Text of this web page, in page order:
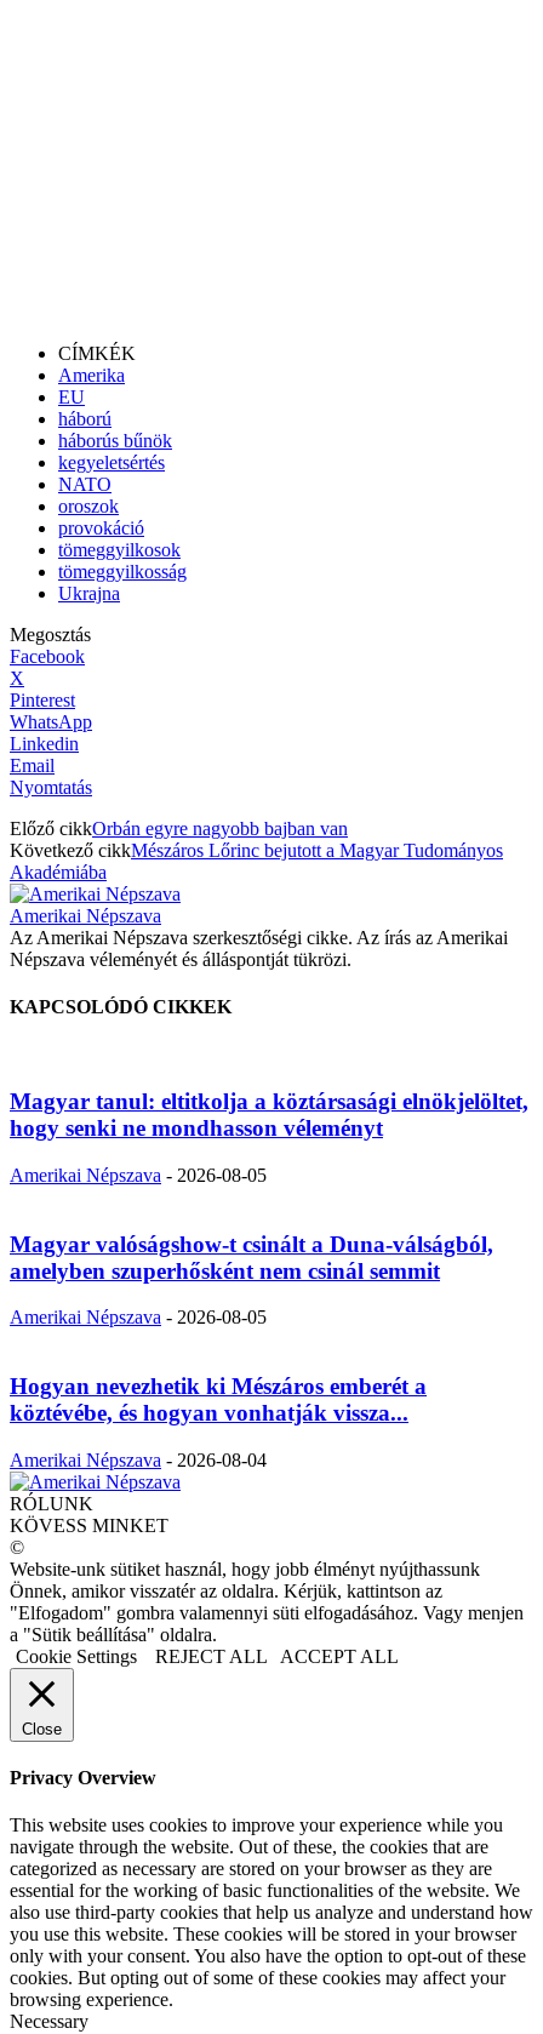
CÍMKÉK
Amerika
EU
háború
háborús bűnök
kegyeletsértés
NATO
oroszok
provokáció
tömeggyilkosok
tömeggyilkosság
Ukrajna
Megosztás
Facebook
X
Pinterest
WhatsApp
Linkedin
Email
Nyomtatás
Előző cikkOrbán egyre nagyobb bajban van
Következő cikkMészáros Lőrinc bejutott a Magyar Tudományos
Akadémiába
Amerikai Népszava
Az Amerikai Népszava szerkesztőségi cikke. Az írás az Amerikai
Népszava véleményét és álláspontját tükrözi.
KAPCSOLÓDÓ CIKKEK
Magyar tanul: eltitkolja a köztársasági elnökjelöltet,
hogy senki ne mondhasson véleményt
Amerikai Népszava - 2026-08-05
Magyar valóságshow-t csinált a Duna-válságból,
amelyben szuperhősként nem csinál semmit
Amerikai Népszava - 2026-08-05
Hogyan nevezhetik ki Mészáros emberét a
köztévébe, és hogyan vonhatják vissza...
Amerikai Népszava - 2026-08-04
RÓLUNK
KÖVESS MINKET
©
Website-unk sütiket használ, hogy jobb élményt nyújthassunk
Önnek, amikor visszatér az oldalra. Kérjük, kattintson az
"Elfogadom" gombra valamennyi süti elfogadásához. Vagy menjen
a "Sütik beállítása" oldalra.
Cookie Settings
REJECT ALL ACCEPT ALL
Close
Privacy Overview
This website uses cookies to improve your experience while you
navigate through the website. Out of these, the cookies that are
categorized as necessary are stored on your browser as they are
essential for the working of basic functionalities of the website. We
also use third-party cookies that help us analyze and understand how
you use this website. These cookies will be stored in your browser
only with your consent. You also have the option to opt-out of these
cookies. But opting out of some of these cookies may affect your
browsing experience.
Necessary